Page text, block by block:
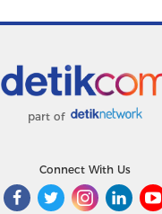
part of
Connect With Us